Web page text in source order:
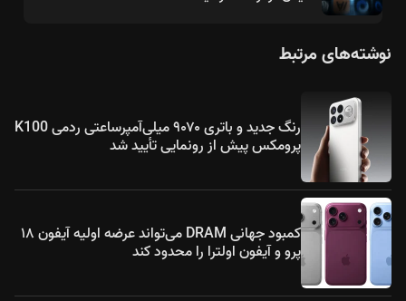
نوشته‌های مرتبط
رنگ جدید و باتری ۹۰۷۰ میلی‌آمپرساعتی ردمی K100
پرومکس پیش از رونمایی تأیید شد
کمبود جهانی DRAM می‌تواند عرضه اولیه آیفون ۱۸
پرو و آیفون اولترا را محدود کند